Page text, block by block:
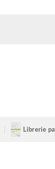
Librerie